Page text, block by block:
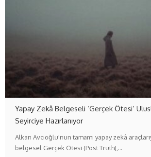
Yapay Zekâ Belgeseli ‘Gerçek Ötesi’
Seyirciye Hazırlanıyor
Alkan Avcıoğlu'nun tamamı yapay zekâ
belgesel Gerçek Ötesi (Post Truth),…